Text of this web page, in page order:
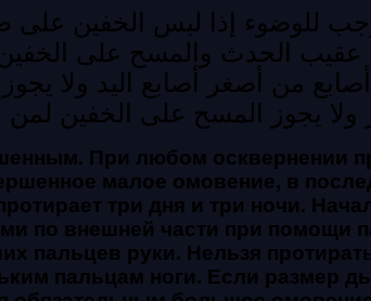
للوضوء إذا لبس الخفين على
عقيب الحدث والمسح على
من أصغر أصابع اليد ولا
ولا يجوز المسح على الخفين
При любом осквернении
малое омовение, в
три дня и три ночи.
по внешней части при помощи
пальцев руки. Нельзя
ким пальцам ноги. Если размер